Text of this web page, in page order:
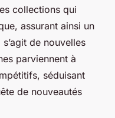
collections qui
assurant ainsi un
de nouvelles
parviennent à
séduisant
de nouveautés